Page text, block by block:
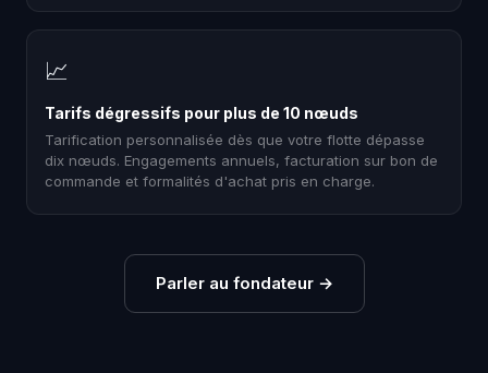
📈
Tarifs dégressifs pour plus de 10 nœuds
Tarification personnalisée dès que votre flotte dépasse
dix nœuds. Engagements annuels, facturation sur bon de
commande et formalités d'achat pris en charge.
Parler au fondateur→